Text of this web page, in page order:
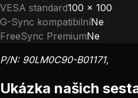
VESA standard100 x 100
G-Sync kompatibilníNe
FreeSync PremiumNe
P/N: 90LM0C90-B01171,
Ukázka našich